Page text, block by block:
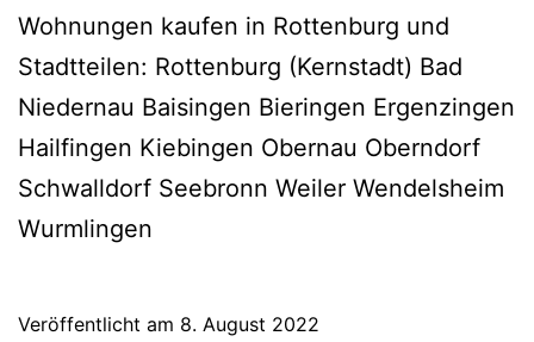
Wohnungen kaufen in Rottenburg und
Stadtteilen: Rottenburg (Kernstadt) Bad
Niedernau Baisingen Bieringen Ergenzingen
Hailfingen Kiebingen Obernau Oberndorf
Schwalldorf Seebronn Weiler Wendelsheim
Wurmlingen
Veröffentlicht am 8. August 2022